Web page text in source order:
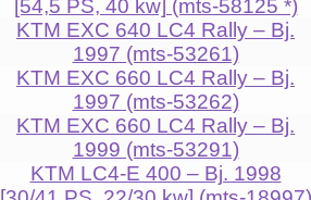
[54,5 PS, 40 kw] (mts-58125 *)
KTM EXC 640 LC4 Rally – Bj.
1997 (mts-53261)
KTM EXC 660 LC4 Rally – Bj.
1997 (mts-53262)
KTM EXC 660 LC4 Rally – Bj.
1999 (mts-53291)
KTM LC4-E 400 – Bj. 1998